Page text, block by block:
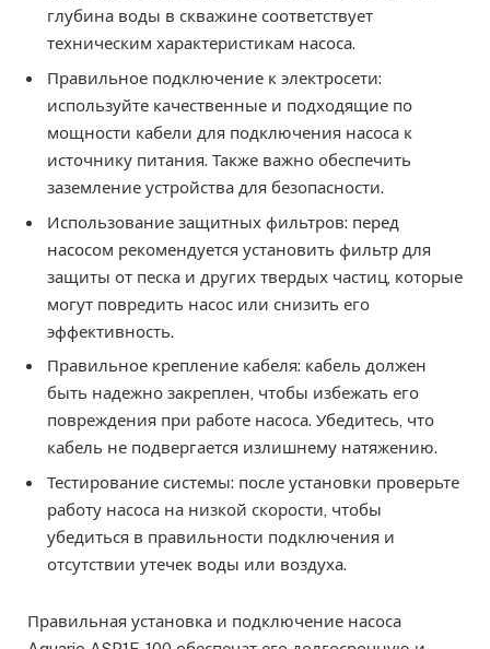
глубина воды в скважине соответствует
техническим характеристикам насоса.
Правильное подключение к электросети:
используйте качественные и подходящие по
мощности кабели для подключения насоса к
источнику питания. Также важно обеспечить
заземление устройства для безопасности.
Использование защитных фильтров: перед
насосом рекомендуется установить фильтр для
защиты от песка и других твердых частиц, которые
могут повредить насос или снизить его
эффективность.
Правильное крепление кабеля: кабель должен
быть надежно закреплен, чтобы избежать его
повреждения при работе насоса. Убедитесь, что
кабель не подвергается излишнему натяжению.
Тестирование системы: после установки проверьте
работу насоса на низкой скорости, чтобы
убедиться в правильности подключения и
отсутствии утечек воды или воздуха.
Правильная установка и подключение насоса